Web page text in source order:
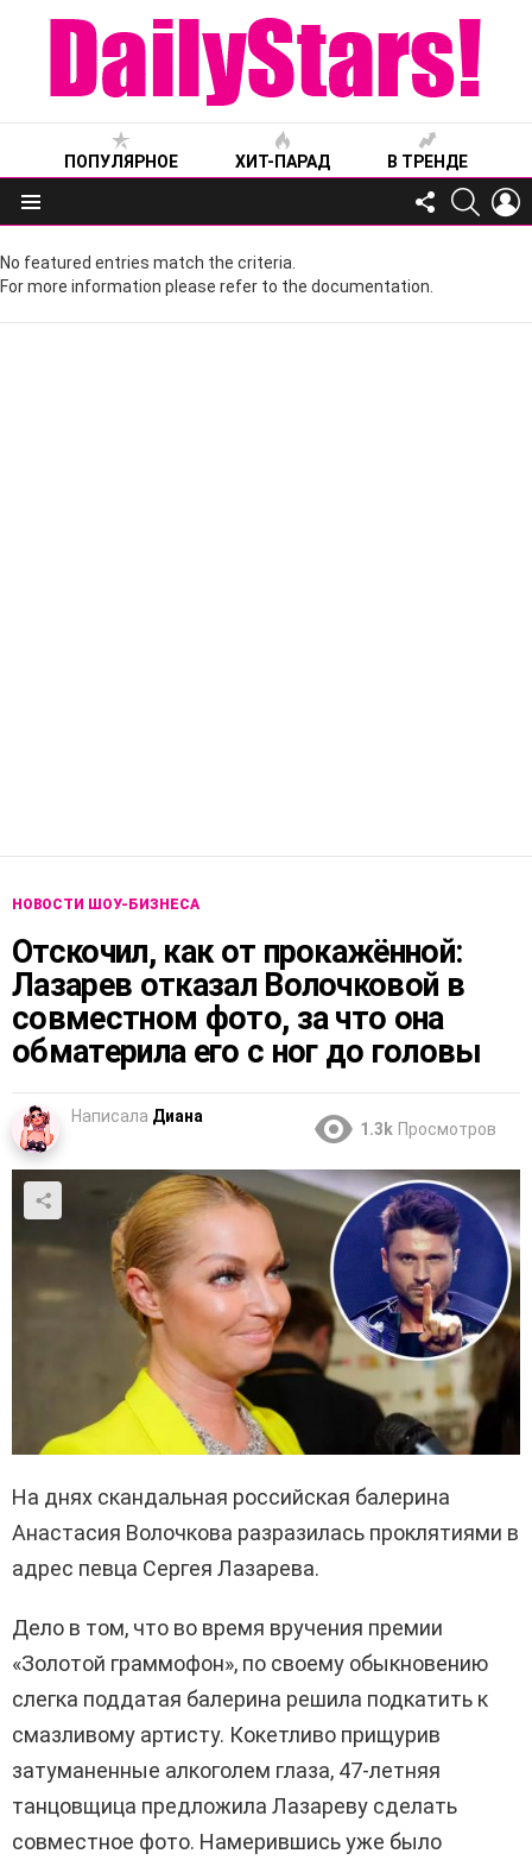
ПОПУЛЯРНОЕ ХИТ-ПАРАД В ТРЕНДЕ
Меню
FOLLOW
US
No featured entries match the criteria.
For more information please refer to the documentation.
НОВОСТИ ШОУ-БИЗНЕСА
Отскочил, как от прокажённой:
Лазарев отказал Волочковой в
совместном фото, за что она
обматерила его с ног до головы
Написала Диана
1.3k Просмотров
На днях скандальная российская балерина
Анастасия Волочкова разразилась проклятиями в
адрес певца Сергея Лазарева.
Дело в том, что во время вручения премии
«Золотой граммофон», по своему обыкновению
слегка поддатая балерина решила подкатить к
смазливому артисту. Кокетливо прищурив
затуманенные алкоголем глаза, 47-летняя
танцовщица предложила Лазареву сделать
совместное фото. Намерившись уже было